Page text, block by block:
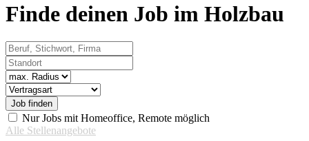
Finde deinen Job im Holzbau
Beruf, Stichwort, Firma
Standort
Radius
Vertragsart
Nur Jobs mit Homeoffice, Remote möglich
Alle Stellenangebote